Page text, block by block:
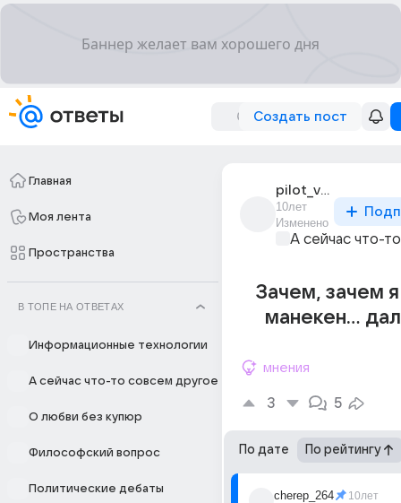
Создать пост
Главная
Моя лента
Пространства
В ТОПЕ НА ОТВЕТАХ
Информационные технологии
А сейчас что-то совсем другое
О любви без купюр
Философский вопрос
Политические дебаты
pilot_v_dushe
10лет
Изменено
А сейчас что-
Зачем, зачем
манекен...
мнения
3 5
По дате По рейтингу
cherep_264 10лет